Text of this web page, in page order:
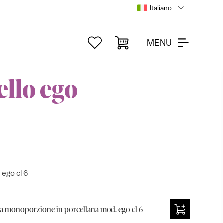
Italiano
MENU
ego
cl 6
monoporzione in porcellana mod. ego cl 6